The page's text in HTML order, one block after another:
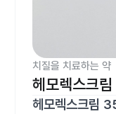
치질을 치료하는 약
헤모렉스크
헤모렉스크림